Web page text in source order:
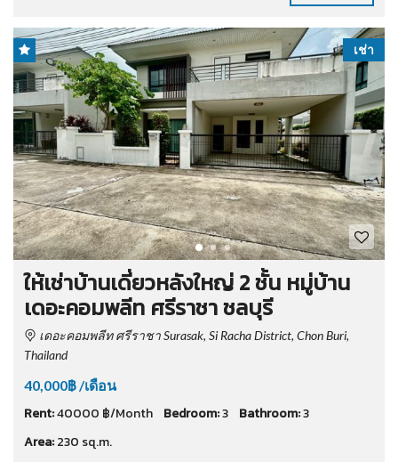
เช่า
ให้เช่าบ้านเดี่ยวหลังใหญ่ 2 ชั้น หมู่บ้าน
เดอะคอมพลีท ศรีราชา ชลบุรี
เดอะคอมพลีท ศรีราชา Surasak, Si Racha District, Chon Buri,
Thailand
40,000฿ /เดือน
Rent:40000 ฿/Month Bedroom:3 Bathroom:3
Area:230 sq.m.